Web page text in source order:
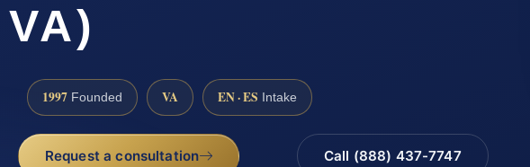
VA)
1997 Founded VA EN · ES Intake
Request a consultation Call (888) 437-7747